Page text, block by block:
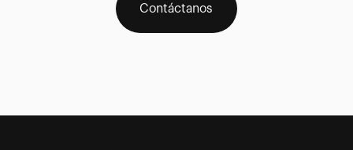
Contáctanos